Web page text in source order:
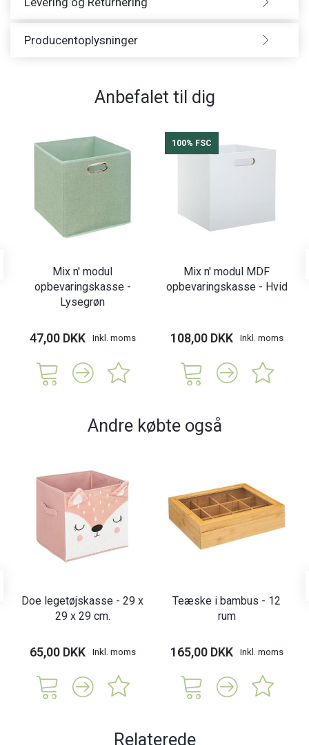
Producentoplysninger
Anbefalet til dig
Mix n' modul
opbevaringskasse -
Lysegrøn
47,00 DKK Inkl. moms
100% FSC
Mix n' modul MDF
opbevaringskasse - Hvid
108,00 DKK Inkl. moms
Andre købte også
Doe legetøjskasse - 29 x
29 x 29 cm.
65,00 DKK Inkl. moms
Teæske i bambus - 12
rum
165,00 DKK Inkl. moms
Relaterede